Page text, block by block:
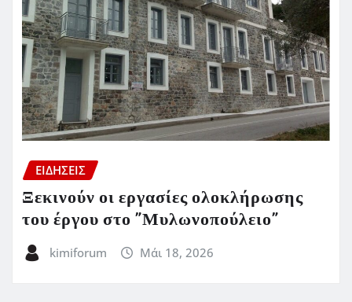
ΕΙΔΗΣΕΙΣ
Ξεκινούν οι εργασίες ολοκλήρωσης
του έργου στο ”Μυλωνοπούλειο”
kimiforum Μάι 18, 2026